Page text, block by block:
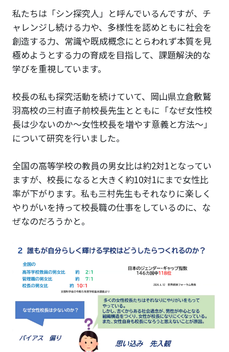
私たちは「シン探究人」と呼んでいるんですが、チ
ャレンジし続ける力や、多様性を認めともに社会を
創造する力、常識や既成概念にとらわれず本質を見
極めようとする力の育成を目指して、課題解決的な
学びを重視しています。
校長の私も探究活動を続けていて、岡山県立倉敷鷲
羽高校の三村直子前校長先生とともに「なぜ女性校
長は少ないのか〜女性校長を増やす意義と方法〜」
について研究を行いました。
全国の高等学校の教員の男女比は約2対1となってい
ますが、校長になると大きく約10対1にまで女性比
率が下がります。私も三村先生もそれなりに楽しく
やりがいを持って校長職の仕事をしているのに、な
ぜなのだろうかと。